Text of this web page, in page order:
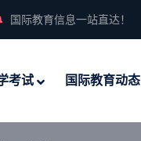
国际教育信息一站直达！
考试 国际教育动态